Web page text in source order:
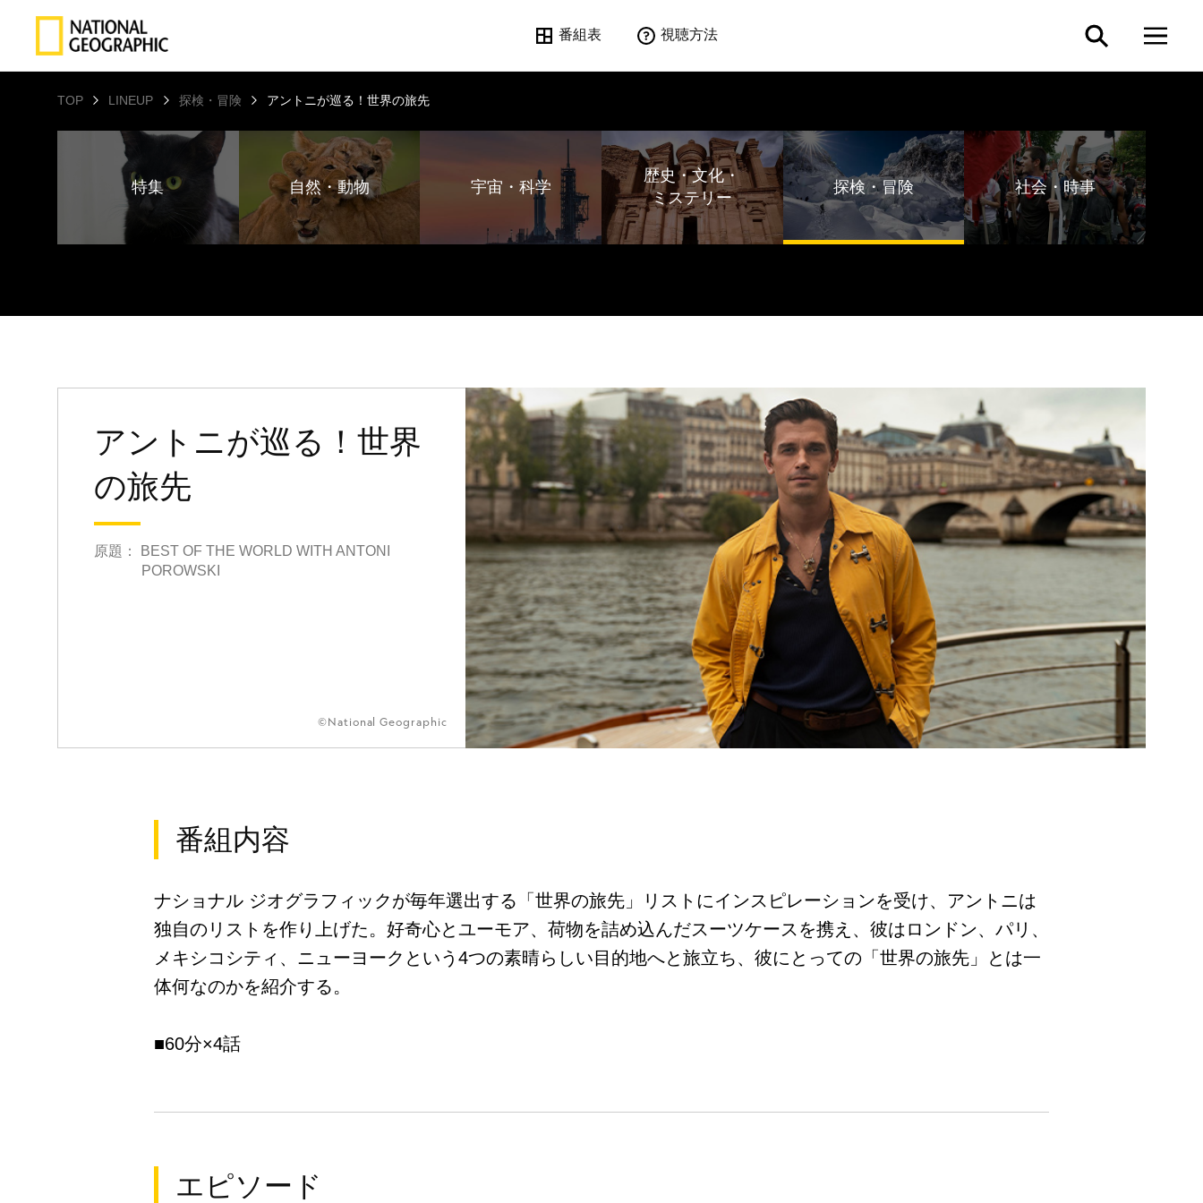
番組表 視聴方法
TOP LINEUP 探検・冒険 アントニが巡る！世界の旅先
特集 自然・動物 宇宙・科学
歴史・文化・
ミステリー
探検・冒険 社会・時事
アントニが巡る！世界
の旅先
原題： BEST OF THE WORLD WITH ANTONI
POROWSKI
©National Geographic
番組内容
ナショナル ジオグラフィックが毎年選出する「世界の旅先」リストにインスピレーションを受け、アントニは
独自のリストを作り上げた。好奇心とユーモア、荷物を詰め込んだスーツケースを携え、彼はロンドン、パリ、
メキシコシティ、ニューヨークという4つの素晴らしい目的地へと旅立ち、彼にとっての「世界の旅先」とは一
体何なのかを紹介する。
■60分×4話
エピソード